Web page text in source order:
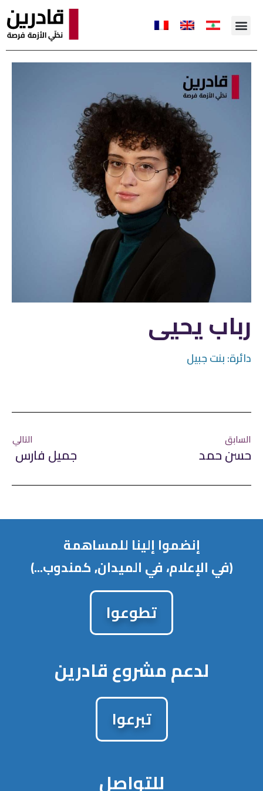
رباب يحيى
دائرة:بنت جبيل
السابق
حسن حمد
التالي
جميل فارس
إنضموا إلينا للمساهمة
(في الإعلام، في الميدان, كمندوب...)
تطوعوا
لدعم مشروع قادرين
تبرعوا
للتواصل